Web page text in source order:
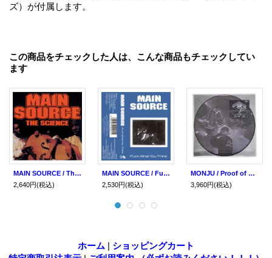
ズ）が付属します。
この商品をチェックした人は、こんな商品もチェックしてい
ます
MAIN SOURCE / The science (cd) P-vine
2,640円(税込)
MAIN SOURCE / Fuck what you think (tape) P-vine
2,530円(税込)
MONJU / Proof of magnetic field (Lp) P-vine
3,960円(税込)
ホーム | ショッピングカート